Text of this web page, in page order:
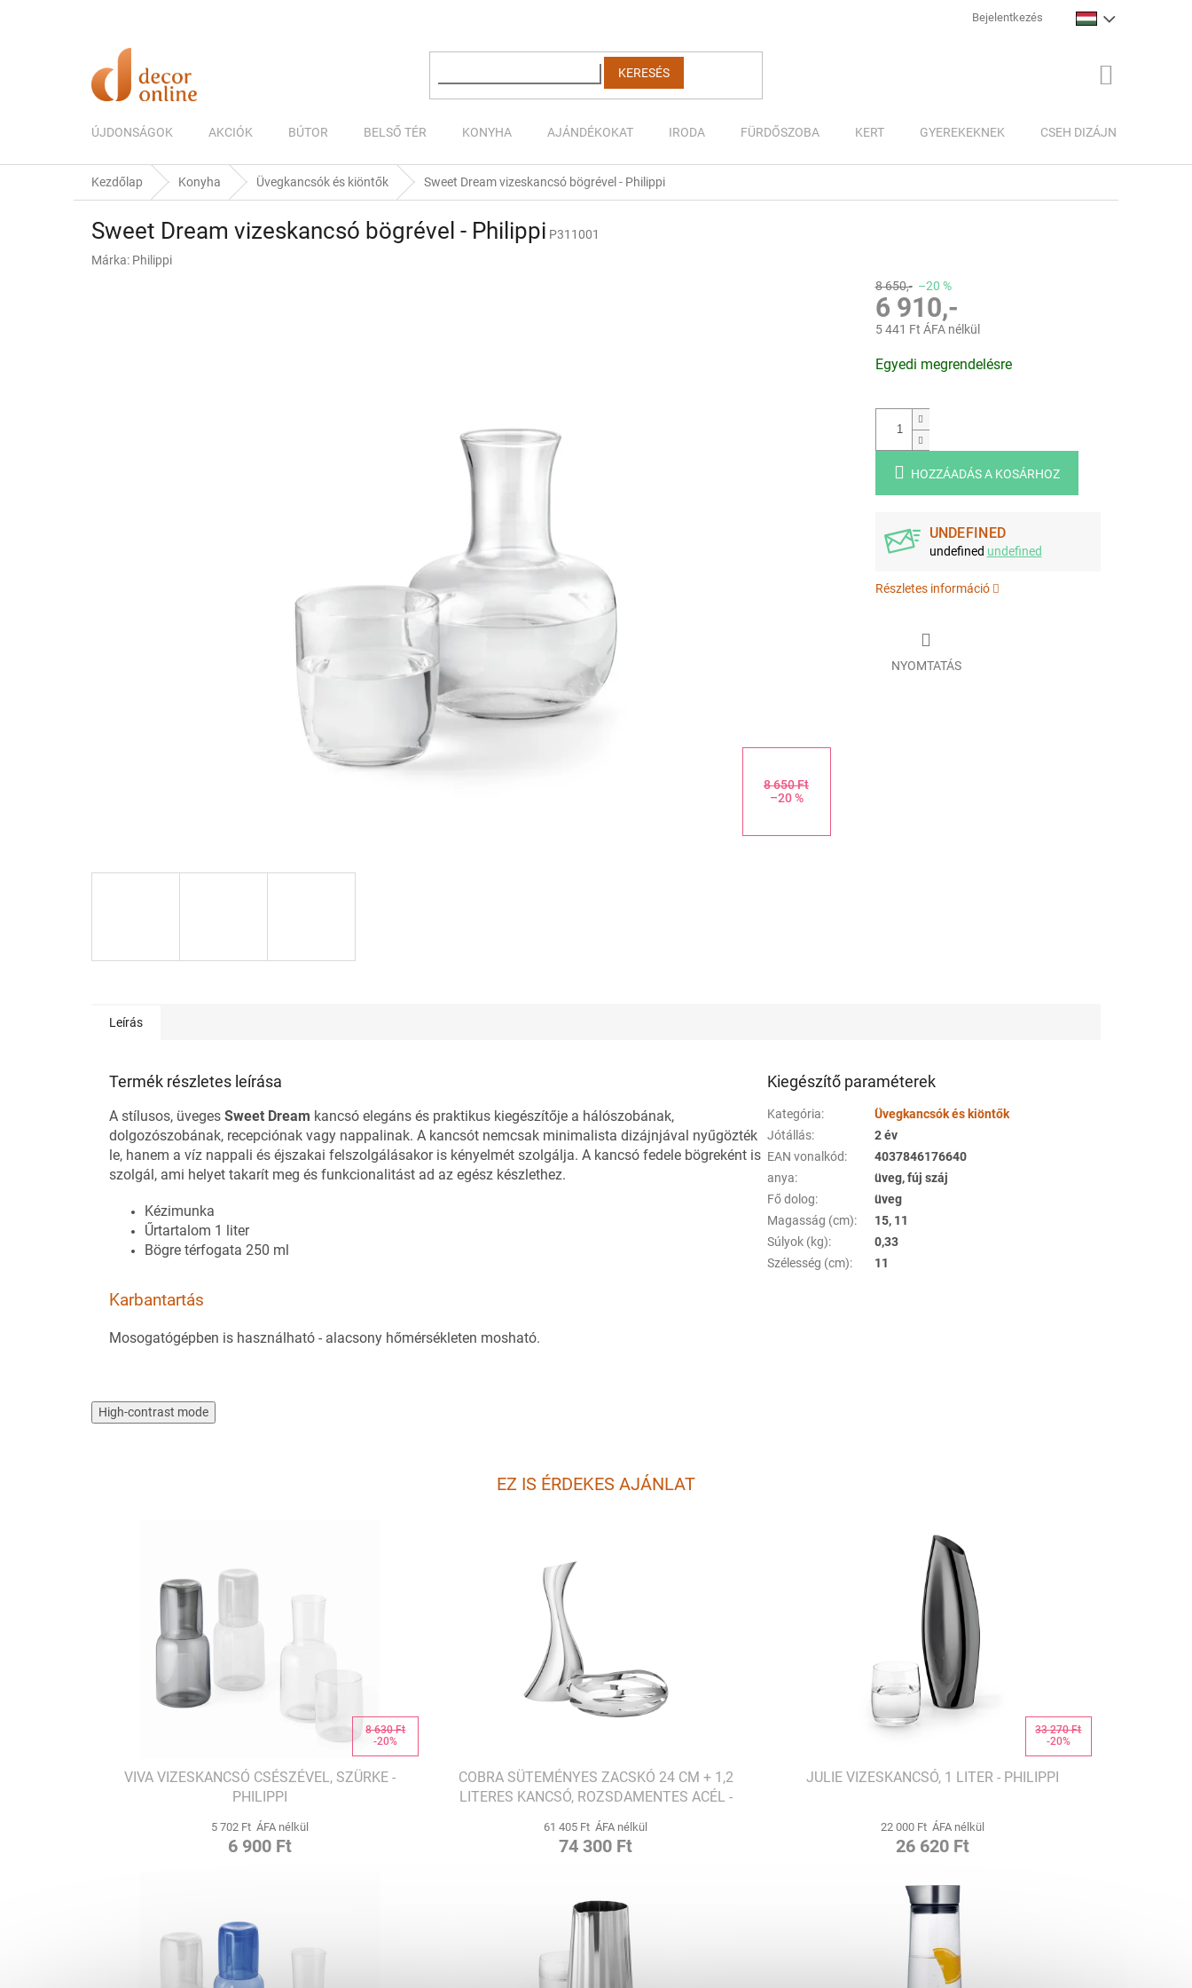
Bejelentkezés
KERESÉS
ÚJDONSÁGOK AKCIÓK BÚTOR BELSŐ TÉR KONYHA AJÁNDÉKOKAT IRODA FÜRDŐSZOBA KERT GYEREKEKNEK CSEH DIZÁJN
Kezdőlap Konyha Üvegkancsók és kiöntők Sweet Dream vizeskancsó bögrével - Philippi
Sweet Dream vizeskancsó bögrével - Philippi P311001
Márka: Philippi
8 650 Ft
–20 %
8 650,- –20 %
6 910,-
5 441 Ft ÁFA nélkül
Egyedi megrendelésre
HOZZÁADÁS A KOSÁRHOZ
UNDEFINED
undefined undefined
Részletes információ
NYOMTATÁS
Leírás
Termék részletes leírása
A stílusos, üveges Sweet Dream kancsó elegáns és praktikus kiegészítője a hálószobának,
dolgozószobának, recepciónak vagy nappalinak. A kancsót nemcsak minimalista dizájnjával nyűgözték
le, hanem a víz nappali és éjszakai felszolgálásakor is kényelmét szolgálja. A kancsó fedele bögreként is
szolgál, ami helyet takarít meg és funkcionalitást ad az egész készlethez.
Kézimunka
Űrtartalom 1 liter
Bögre térfogata 250 ml
Karbantartás
Mosogatógépben is használható - alacsony hőmérsékleten mosható.
Kiegészítő paraméterek
Kategória:
Üvegkancsók és kiöntők
Jótállás:
2 év
EAN vonalkód:
4037846176640
anya:
üveg, fúj száj
Fő dolog:
üveg
Magasság (cm):
15, 11
Súlyok (kg):
0,33
Szélesség (cm): 11
High-contrast mode
EZ IS ÉRDEKES AJÁNLAT
8 630 Ft
-20%
VIVA VIZESKANCSÓ CSÉSZÉVEL, SZÜRKE -
PHILIPPI
5 702 Ft ÁFA nélkül
6 900 Ft
COBRA SÜTEMÉNYES ZACSKÓ 24 CM + 1,2
LITERES KANCSÓ, ROZSDAMENTES ACÉL -
61 405 Ft ÁFA nélkül
74 300 Ft
33 270 Ft
-20%
JULIE VIZESKANCSÓ, 1 LITER - PHILIPPI
22 000 Ft ÁFA nélkül
26 620 Ft